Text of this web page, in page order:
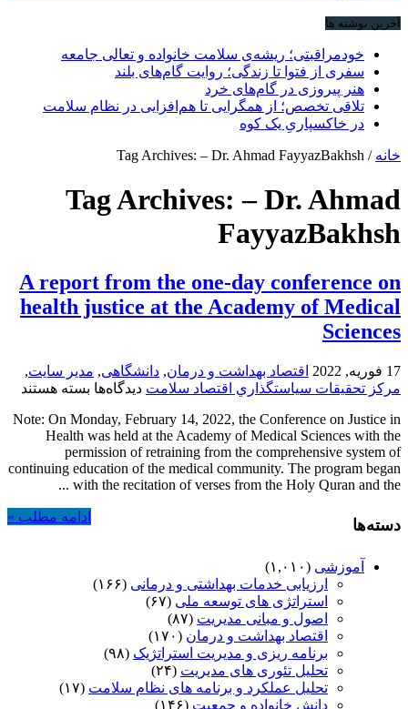
آخرین نوشته ها
خودمراقبتی؛ ریشه‌ی سلامت خانواده و تعالی جامعه
سفری از فتوا تا زندگی؛ روایت گام‌های بلند
هنر پیروزی در گام‌های خرد
تلاقی تخصص؛ از همگرایی تا هم‌افزایی در نظام سلامت
در خاکسپاریِ یک کوه
خانه /
Tag Archives: – Dr. Ahmad FayyazBakhsh
Tag Archives:– Dr. Ahmad
FayyazBakhsh
A report from the one-day conference on
health justice at the Academy of Medical
Sciences
17 فوریه, 2022 اقتصاد بهداشت و درمان, دانشگاهی, مدیر سایت,
مركز تحقيقات سياستگذاري اقتصاد سلامت دیدگاه‌ها برای
report
from
the
one-
day
on
بسته هستند
Note: On Monday, February 14, 2022, the Conference on Justice in
Health was held at the Academy of Medical Sciences with the
permission of retraining from the comprehensive system of
continuing education of the medical community. The program began
with the recitation of verses from the Holy Quran and the ...
ادامه مطلب » دسته‌ها
آموزشی (۱,۰۱۰)
ارزیابی خدمات بهداشتی و درمانی (۱۶۶)
استراتژی های توسعه ملی (۶۷)
اصول و مبانی مدیریت (۸۷)
اقتصاد بهداشت و درمان (۱۷۰)
برنامه ریزی و مدیریت استراتژیک (۹۸)
تحلیل تئوری های مدیریت (۲۴)
تحلیل عملکرد و برنامه های نظام سلامت (۱۷)
دانش خانواده و جمعیت (۱۴۶)